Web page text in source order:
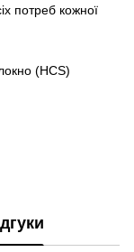
потреб кожної
(HCS)